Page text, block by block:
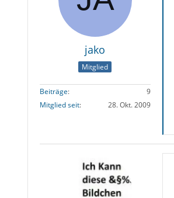
jako
Mitglied
Beiträge
9
Mitglied seit
28. Okt. 2009